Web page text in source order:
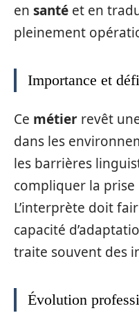
en santé et en
pleinement
Importance et
Ce métier revêt
dans les
les barrières
compliquer la prise
L’interprète doit
capacité
traite souvent des
Évolution